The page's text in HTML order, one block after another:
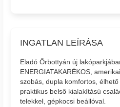
INGATLAN LEÍRÁSA
Eladó Őrbottyán új
ENERGIATAKARÉKOS,
szobás, dupla komfortos,
praktikus belső kialakítású
telekkel, gépkocsi beállóval.